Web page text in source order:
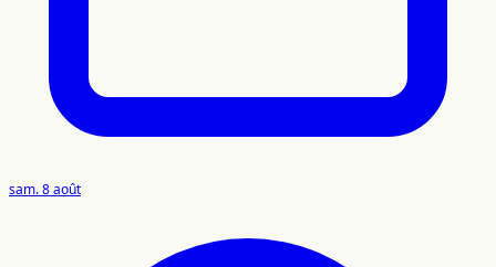
sam. 8 août